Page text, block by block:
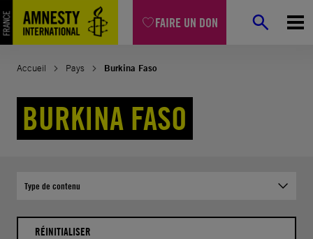
FAIRE UN DON
Aller
au
contenu
Accueil Pays Burkina Faso
BURKINA FASO
Type de contenu
RÉINITIALISER